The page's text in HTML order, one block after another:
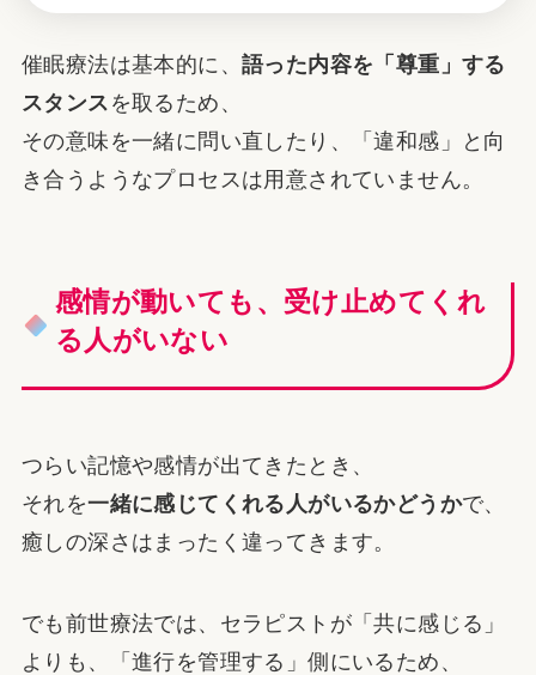
催眠療法は基本的に、 語った内容を「尊重」する
スタンス を取るため、
その意味を一緒に問い直したり、「違和感」と向
き合うようなプロセスは用意されていません。
感情が動いても、受け止めてくれ
る人がいない
つらい記憶や感情が出てきたとき、
それを一緒に感じてくれる人がいるかどうかで、
癒しの深さはまったく違ってきます。
でも前世療法では、セラピストが「共に感じる」
よりも、「進行を管理する」側にいるため、